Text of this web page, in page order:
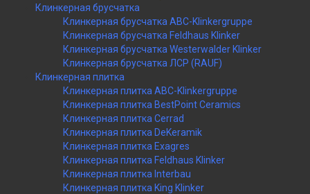
Клинкерная брусчатка
Клинкерная брусчатка ABC-Klinkergruppe
Клинкерная брусчатка Feldhaus Klinker
Клинкерная брусчатка Westerwalder Klinker
Клинкерная брусчатка ЛСР (RAUF)
Клинкерная плитка
Клинкерная плитка ABC-Klinkergruppe
Клинкерная плитка BestPoint Ceramics
Клинкерная плитка Cerrad
Клинкерная плитка DeKeramik
Клинкерная плитка Exagres
Клинкерная плитка Feldhaus Klinker
Клинкерная плитка Interbau
Клинкерная плитка King Klinker